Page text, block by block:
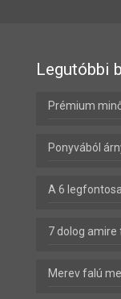
Legutóbbi
Prémium
Ponyvából
A 6
7 dolog amire
Merev falú